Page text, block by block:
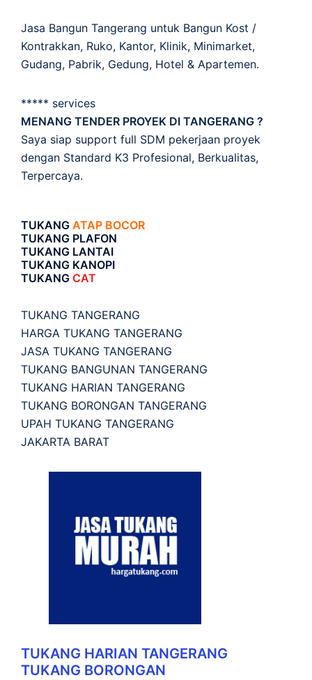
Jasa Bangun Tangerang untuk Bangun Kost /
Kontrakkan, Ruko, Kantor, Klinik, Minimarket,
Gudang, Pabrik, Gedung, Hotel & Apartemen.
***** services
MENANG TENDER PROYEK DI TANGERANG ?
Saya siap support full SDM pekerjaan proyek
dengan Standard K3 Profesional, Berkualitas,
Terpercaya.
TUKANG ATAP BOCOR
TUKANG PLAFON
TUKANG LANTAI
TUKANG KANOPI
TUKANG CAT
TUKANG TANGERANG
HARGA TUKANG TANGERANG
JASA TUKANG TANGERANG
TUKANG BANGUNAN TANGERANG
TUKANG HARIAN TANGERANG
TUKANG BORONGAN TANGERANG
UPAH TUKANG TANGERANG
JAKARTA BARAT
TUKANG HARIAN TANGERANG
TUKANG BORONGAN